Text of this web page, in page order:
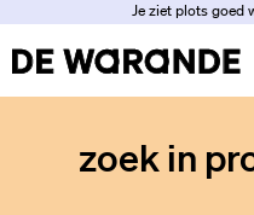
Je ziet plots goed
zoek in